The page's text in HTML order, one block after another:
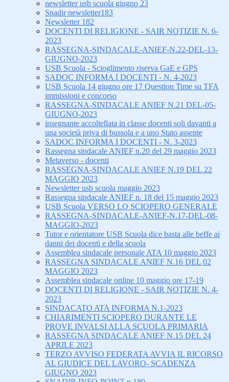
newsletter usb scuola giugno 23
Snadir newsletter183
Newsletter 182
DOCENTI DI RELIGIONE - SAIR NOTIZIE N. 6-
2023
RASSEGNA-SINDACALE-ANIEF-N.22-DEL-13-
GIUGNO-2023
USB Scuola - Scioglimento riserva GaE e GPS
SADOC INFORMA I DOCENTI - N. 4-2023
USB Scuola 14 giugno ore 17 Question Time su TFA
immissioni e concorso
RASSEGNA-SINDACALE ANIEF N.21 DEL-05-
GIUGNO-2023
insegnante accoltellata in classe docenti soli davanti a
una società priva di bussola e a uno Stato assente
SADOC INFORMA I DOCENTI - N. 3-2023
Rassegna sindacale ANIEF n.20 del 29 maggio 2023
Metaverso - docenti
RASSEGNA-SINDACALE ANIEF N.19 DEL 22
MAGGIO 2023
Newsletter usb scuola maggio 2023
Rassegna sindacale ANIEF n. 18 del 15 maggio 2023
USB Scuola VERSO LO SCIOPERO GENERALE
RASSEGNA-SINDACALE-ANIEF-N.17-DEL-08-
MAGGIO-2023
Tutor e orientatore USB Scuola dice basta alle beffe ai
danni dei docenti e della scuola
Assemblea sindacale personale ATA 10 maggio 2023
RASSEGNA SINDACALE ANIEF N.16 DEL 02
MAGGIO 2023
Assemblea sindacale online 10 maggio ore 17-19
DOCENTI DI RELIGIONE - SAIR NOTIZIE N. 4-
2023
SINDACATO ATA INFORMA N.1-2023
CHIARIMENTI SCIOPERO DURANTE LE
PROVE INVALSI ALLA SCUOLA PRIMARIA
RASSEGNA SINDACALE ANIEF N.15 DEL 24
APRILE 2023
TERZO AVVISO FEDERATA AVVIA IL RICORSO
AL GIUDICE DEL LAVORO- SCADENZA
GIUGNO 2023